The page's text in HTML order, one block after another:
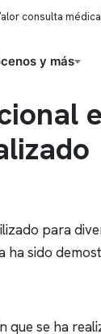
consulta médica
y más
para
ha sido
que se ha